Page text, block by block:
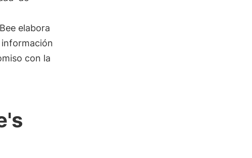
elabora
con la